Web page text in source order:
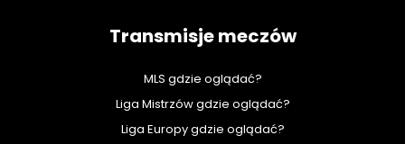
Transmisje meczów
MLS gdzie oglądać?
Liga Mistrzów gdzie oglądać?
Liga Europy gdzie oglądać?